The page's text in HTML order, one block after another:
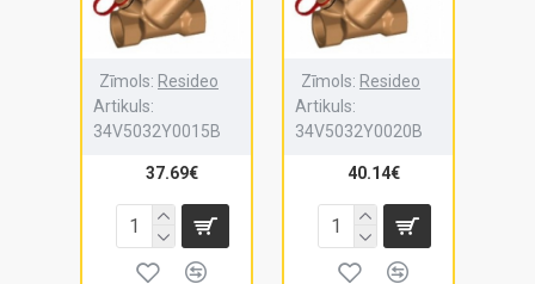
Zīmols: Resideo
Artikuls:
34V5032Y0015B
37.69€
Zīmols: Resideo
Artikuls:
34V5032Y0020B
40.14€